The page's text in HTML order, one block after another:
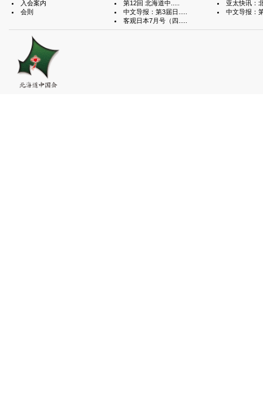
入会案内
会則
第12回 北海道中.....
中文导报：第3届日.....
客观日本7月号（四.....
亚太快讯：
中文导报：